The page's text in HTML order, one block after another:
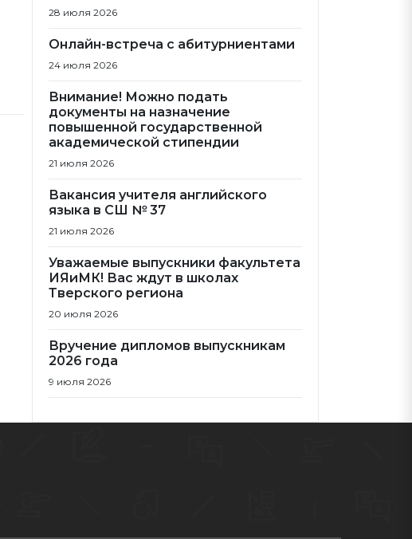
28 июля 2026
Онлайн-встреча с абитурниентами
24 июля 2026
Внимание! Можно подать
документы на назначение
повышенной государственной
академической стипендии
21 июля 2026
Вакансия учителя английского
языка в СШ № 37
21 июля 2026
Уважаемые выпускники факультета
ИЯиМК! Вас ждут в школах
Тверского региона
20 июля 2026
Вручение дипломов выпускникам
2026 года
9 июля 2026